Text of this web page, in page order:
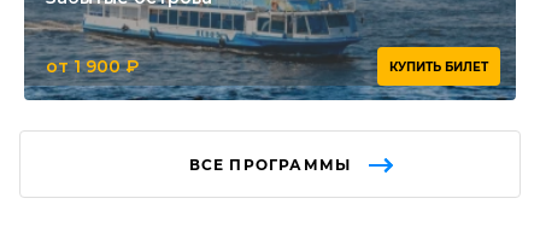
от 1 900 ₽ КУПИТЬ БИЛЕТ
ВСЕ ПРОГРАММЫ